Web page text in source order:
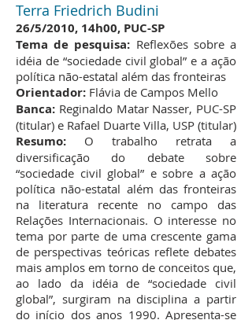
Terra Friedrich Budini
26/5/2010, 14h00, PUC-SP
Tema de pesquisa: Reflexões sobre a
idéia de “sociedade civil global” e a ação
política não-estatal além das fronteiras
Orientador: Flávia de Campos Mello
Banca: Reginaldo Matar Nasser, PUC-SP
(titular) e Rafael Duarte Villa, USP (titular)
Resumo: O trabalho retrata a
diversificação do debate sobre
“sociedade civil global” e sobre a ação
política não-estatal além das fronteiras
na literatura recente no campo das
Relações Internacionais. O interesse no
tema por parte de uma crescente gama
de perspectivas teóricas reflete debates
mais amplos em torno de conceitos que,
ao lado da idéia de “sociedade civil
global”, surgiram na disciplina a partir
do início dos anos 1990. Apresenta-se